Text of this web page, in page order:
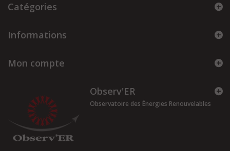
Catégories
Informations
Mon compte
Observ'ER
Observatoire des Énergies Renouvelables